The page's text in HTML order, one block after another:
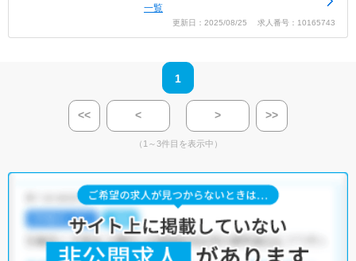
一覧
更新日：2025/08/25 求人番号：10165743
1
<< < > >>
（1～3件目を表示中）